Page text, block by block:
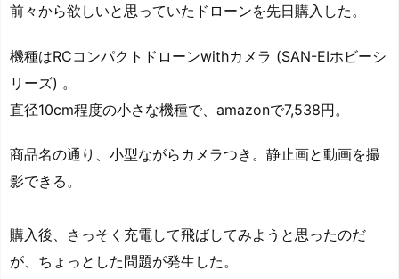
前々から欲しいと思っていたドローンを先日購入した。
機種はRCコンパクトドローンwithカメラ (SAN-EIホビーシ
リーズ) 。
直径10cm程度の小さな機種で、amazonで7,538円。
商品名の通り、小型ながらカメラつき。静止画と動画を撮
影できる。
購入後、さっそく充電して飛ばしてみようと思ったのだ
が、ちょっとした問題が発生した。